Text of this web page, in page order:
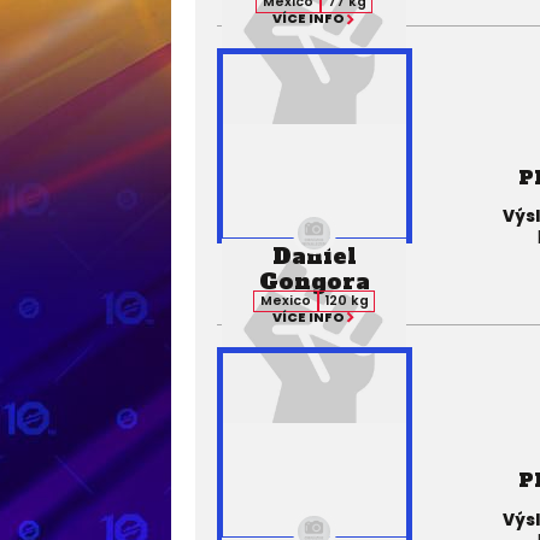
VÍCE INFO
Daniel
Gongora
Mexico
120 kg
VÍCE INFO